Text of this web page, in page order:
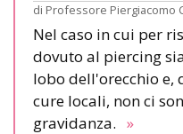
di Professore Piergiacomo
Nel caso in cui per
dovuto al piercing
lobo dell'orecchio e,
cure locali, non ci
gravidanza. »